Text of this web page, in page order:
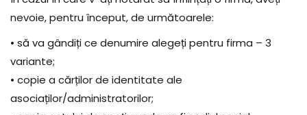
nevoie, pentru început, de următoarele:
• să va gândiți ce denumire alegeți pentru firma – 3
variante;
• copie a cărților de identitate ale
asociaților/administratorilor;